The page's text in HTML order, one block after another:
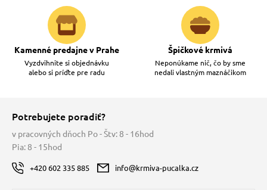
Kamenné predajne v Prahe
Vyzdvihnite si objednávku
alebo si príďte pre radu
Špičkové krmivá
Neponúkame nič, čo by sme
nedali vlastným maznáčikom
Potrebujete poradiť?
v pracovných dňoch Po - Štv: 8 - 16hod
Pia: 8 - 15hod
+420 602 335 885 info@krmiva-pucalka.cz